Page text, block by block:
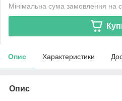
Мінімальна сума замовлення на
Опис Характеристики
Опис